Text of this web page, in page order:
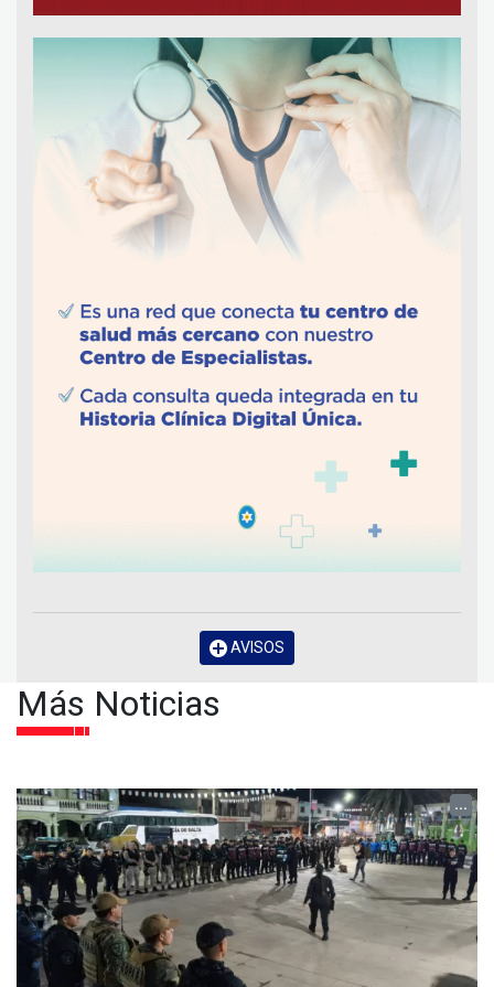
AVISOS
Más Noticias
...